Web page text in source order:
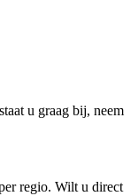
u graag bij, neem
regio. Wilt u direct